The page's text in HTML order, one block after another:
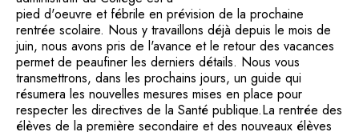
pied d'oeuvre et fébrile en prévision de la prochaine
rentrée scolaire. Nous y travaillons déjà depuis le mois de
juin, nous avons pris de l'avance et le retour des vacances
permet de peaufiner les derniers détails. Nous vous
transmettrons, dans les prochains jours, un guide qui
résumera les nouvelles mesures mises en place pour
respecter les directives de la Santé publique.La rentrée des
élèves de la première secondaire et des nouveaux élèves